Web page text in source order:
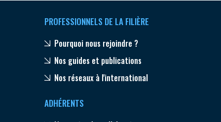
PROFESSIONNELS DE LA FILIÈRE
Pourquoi nous rejoindre ?
Nos guides et publications
Nos réseaux à l'international
ADHÉRENTS